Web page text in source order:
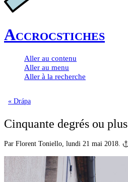
Accrocstiches
Aller au contenu
Aller au menu
Aller à la recherche
« Drápa
Cinquante degrés ou plus
Par Florent Toniello, lundi 21 mai 2018.